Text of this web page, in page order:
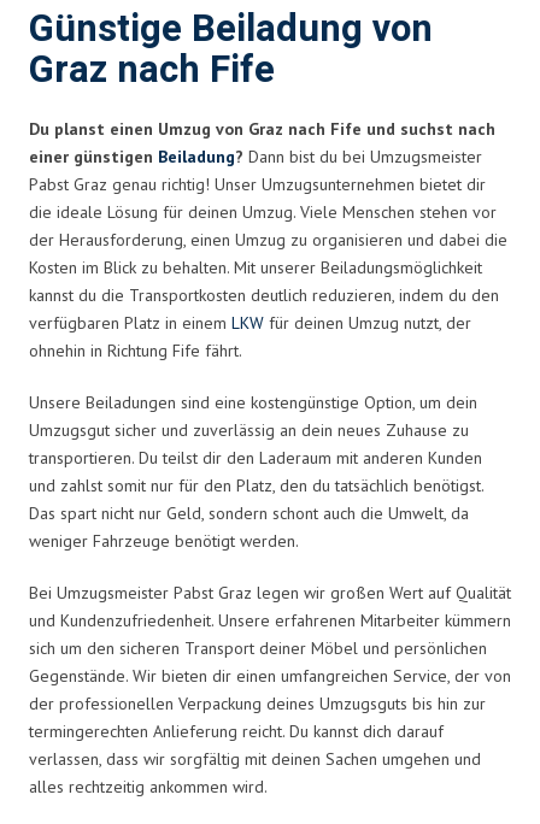
Günstige Beiladung von
Graz nach Fife
Du planst einen Umzug von Graz nach Fife und suchst nach
einer günstigen Beiladung? Dann bist du bei Umzugsmeister
Pabst Graz genau richtig! Unser Umzugsunternehmen bietet dir
die ideale Lösung für deinen Umzug. Viele Menschen stehen vor
der Herausforderung, einen Umzug zu organisieren und dabei die
Kosten im Blick zu behalten. Mit unserer Beiladungsmöglichkeit
kannst du die Transportkosten deutlich reduzieren, indem du den
verfügbaren Platz in einem LKW für deinen Umzug nutzt, der
ohnehin in Richtung Fife fährt.
Unsere Beiladungen sind eine kostengünstige Option, um dein
Umzugsgut sicher und zuverlässig an dein neues Zuhause zu
transportieren. Du teilst dir den Laderaum mit anderen Kunden
und zahlst somit nur für den Platz, den du tatsächlich benötigst.
Das spart nicht nur Geld, sondern schont auch die Umwelt, da
weniger Fahrzeuge benötigt werden.
Bei Umzugsmeister Pabst Graz legen wir großen Wert auf Qualität
und Kundenzufriedenheit. Unsere erfahrenen Mitarbeiter kümmern
sich um den sicheren Transport deiner Möbel und persönlichen
Gegenstände. Wir bieten dir einen umfangreichen Service, der von
der professionellen Verpackung deines Umzugsguts bis hin zur
termingerechten Anlieferung reicht. Du kannst dich darauf
verlassen, dass wir sorgfältig mit deinen Sachen umgehen und
alles rechtzeitig ankommen wird.